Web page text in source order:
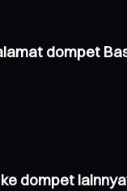
dompet
dompet